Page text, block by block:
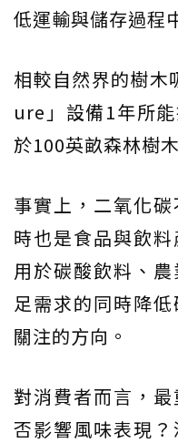
低運輸與儲存過程
相較自然界的樹
ure」設備1年所
於100英畝森林樹
事實上，二氧化
時也是食品與飲
用於碳酸飲料、
足需求的同時降
關注的方向。
對消費者而言，
否影響風味表現